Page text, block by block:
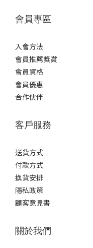
會員專區
入會方法
會員推薦獎賞
會員資格
會員優惠
合作伙伴
客戶服務
送貨方式
付款方式
換貨安排
隱私政策
顧客意見書
關於我們